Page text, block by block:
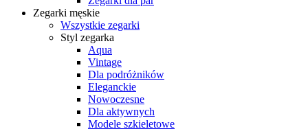
Zegarki męskie
Wszystkie zegarki
Styl zegarka
Aqua
Vintage
Dla podróżników
Eleganckie
Nowoczesne
Dla aktywnych
Modele szkieletowe